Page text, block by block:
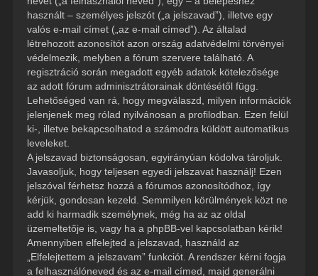
használt – személyes jelszót („a jelszavad”), illetve egy
valós e-mail címet („az e-mail címed”). Az általad
létrehozott azonosítót azon ország adatvédelmi törvényei
védelmezik, melyben a fórum szervere található. A
regisztráció során megadott egyéb adatok kötelezősége
az adott fórum adminisztrátorainak döntésétől függ.
Lehetőséged van rá, hogy megválaszd, milyen információk
jelenjenek meg rólad nyilvánosan a profilodban. Ezen felül
ki-, illetve bekapcsolhatod a számodra küldött automatikus
leveleket.
A jelszavad biztonságosan, egyirányúan kódolva tároljuk.
Javasoljuk, hogy teljesen egyedi jelszavat használj! Ezen
jelszóval férhetsz hozzá a fórumos azonosítódhoz, így
kérjük, gondosan kezeld. Semmilyen körülmények közt ne
add ki harmadik személynek, még ha az az oldal
üzemeltetője is, vagy ha a phpBB-vel kapcsolatban kérik!
Amennyiben elfelejted a jelszavad, használd az
„Elfelejtettem a jelszavam” funkciót. A rendszer kérni fogja
a felhasználóneved és az e-mail címed, majd generálni